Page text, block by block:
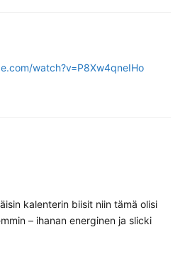
watch?v=P8Xw4qneIHo
kalenterin biisit niin tämä olisi
– ihanan energinen ja slicki